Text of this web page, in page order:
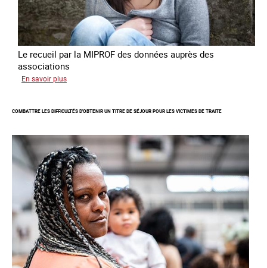
Europe
Le recueil par la MIPROF des données auprès des
associations
En savoir plus
l'enquête
sur
les
victimes
de
traite
COMBATTRE LES DIFFICULTÉS D'OBTENIR UN TITRE DE SÉJOUR POUR LES VICTIMES DE TRAITE